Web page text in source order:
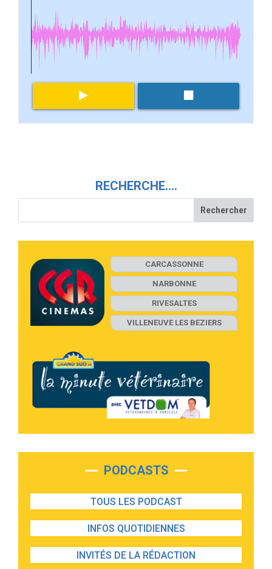
RECHERCHE….
CARCASSONNE
NARBONNE
RIVESALTES
VILLENEUVE LES BEZIERS
PODCASTS
TOUS LES PODCAST
INFOS QUOTIDIENNES
INVITÉS DE LA RÉDACTION